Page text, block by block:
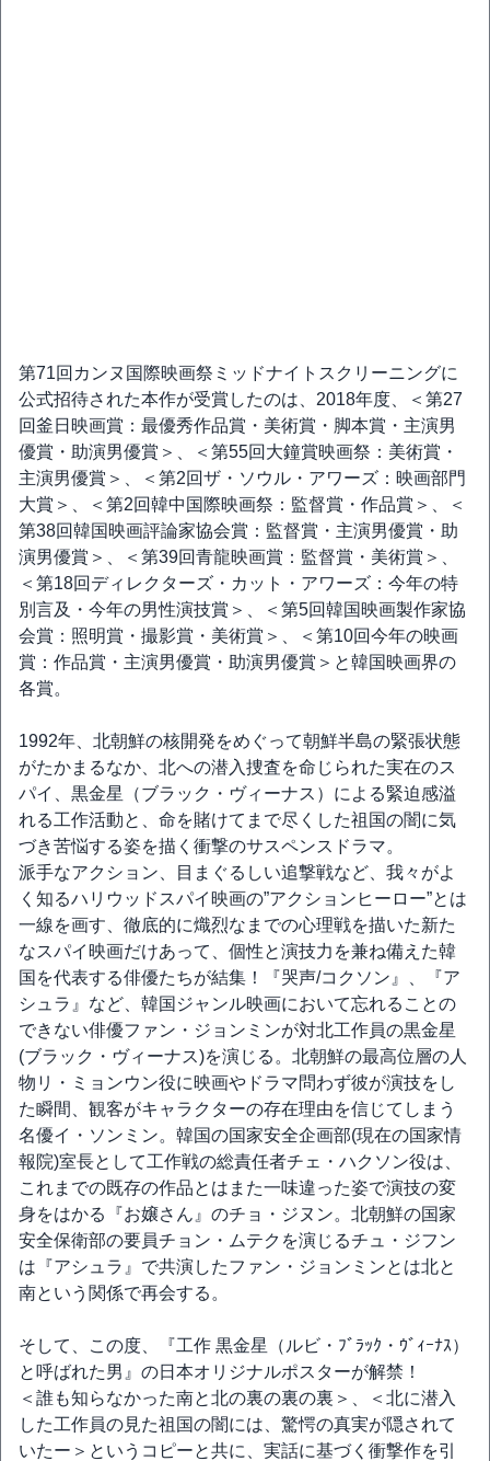
第71回カンヌ国際映画祭ミッドナイトスクリーニングに
公式招待された本作が受賞したのは、2018年度、＜第27
回釜日映画賞：最優秀作品賞・美術賞・脚本賞・主演男
優賞・助演男優賞＞、＜第55回大鐘賞映画祭：美術賞・
主演男優賞＞、＜第2回ザ・ソウル・アワーズ：映画部門
大賞＞、＜第2回韓中国際映画祭：監督賞・作品賞＞、＜
第38回韓国映画評論家協会賞：監督賞・主演男優賞・助
演男優賞＞、＜第39回青龍映画賞：監督賞・美術賞＞、
＜第18回ディレクターズ・カット・アワーズ：今年の特
別言及・今年の男性演技賞＞、＜第5回韓国映画製作家協
会賞：照明賞・撮影賞・美術賞＞、＜第10回今年の映画
賞：作品賞・主演男優賞・助演男優賞＞と韓国映画界の
各賞。
1992年、北朝鮮の核開発をめぐって朝鮮半島の緊張状態
がたかまるなか、北への潜入捜査を命じられた実在のス
パイ、黒金星（ブラック・ヴィーナス）による緊迫感溢
れる工作活動と、命を賭けてまで尽くした祖国の闇に気
づき苦悩する姿を描く衝撃のサスペンスドラマ。
派手なアクション、目まぐるしい追撃戦など、我々がよ
く知るハリウッドスパイ映画の”アクションヒーロー”とは
一線を画す、徹底的に熾烈なまでの心理戦を描いた新た
なスパイ映画だけあって、個性と演技力を兼ね備えた韓
国を代表する俳優たちが結集！『哭声/コクソン』、『ア
シュラ』など、韓国ジャンル映画において忘れることの
できない俳優ファン・ジョンミンが対北工作員の黒金星
(ブラック・ヴィーナス)を演じる。北朝鮮の最高位層の人
物リ・ミョンウン役に映画やドラマ問わず彼が演技をし
た瞬間、観客がキャラクターの存在理由を信じてしまう
名優イ・ソンミン。韓国の国家安全企画部(現在の国家情
報院)室長として工作戦の総責任者チェ・ハクソン役は、
これまでの既存の作品とはまた一味違った姿で演技の変
身をはかる『お嬢さん』のチョ・ジヌン。北朝鮮の国家
安全保衛部の要員チョン・ムテクを演じるチュ・ジフン
は『アシュラ』で共演したファン・ジョンミンとは北と
南という関係で再会する。
そして、この度、『工作 黒金星（ルビ・ﾌﾞﾗｯｸ・ｳﾞｨｰﾅｽ）
と呼ばれた男』の日本オリジナルポスターが解禁！
＜誰も知らなかった南と北の裏の裏の裏＞、＜北に潜入
した工作員の見た祖国の闇には、驚愕の真実が隠されて
いたー＞というコピーと共に、実話に基づく衝撃作を引